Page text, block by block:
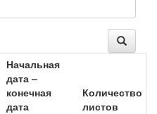
Начальная
дата –
конечная
дата
Количество
листов